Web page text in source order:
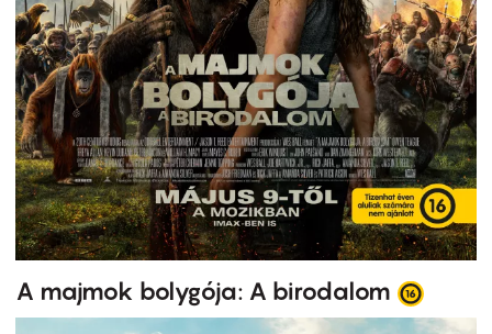
A majmok bolygója: A birodalom